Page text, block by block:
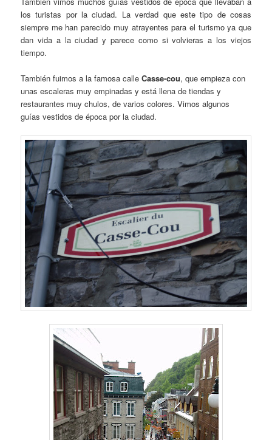
los turistas por la ciudad. La verdad que este tipo de cosas
siempre me han parecido muy atrayentes para el turismo ya que
dan vida a la ciudad y parece como si volvieras a los viejos
tiempo.
También fuimos a la famosa calle Casse-cou, que empieza con
unas escaleras muy empinadas y está llena de tiendas y
restaurantes muy chulos, de varios colores. Vimos algunos
guías vestidos de época por la ciudad.